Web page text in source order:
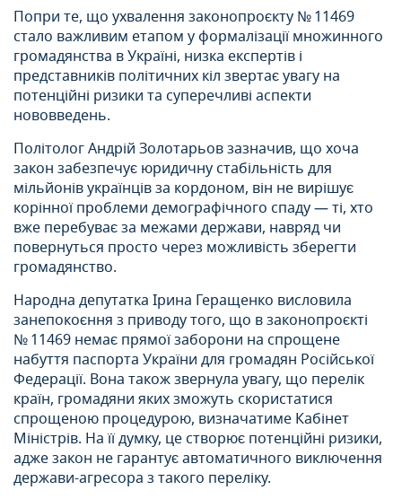
Попри те, що ухвалення законопроєкту № 11469
стало важливим етапом у формалізації множинного
громадянства в Україні, низка експертів і
представників політичних кіл звертає увагу на
потенційні ризики та суперечливі аспекти
нововведень.
Політолог Андрій Золотарьов зазначив, що хоча
закон забезпечує юридичну стабільність для
мільйонів українців за кордоном, він не вирішує
корінної проблеми демографічного спаду — ті, хто
вже перебуває за межами держави, навряд чи
повернуться просто через можливість зберегти
громадянство.
Народна депутатка Ірина Геращенко висловила
занепокоєння з приводу того, що в законопроєкті
№ 11469 немає прямої заборони на спрощене
набуття паспорта України для громадян Російської
Федерації. Вона також звернула увагу, що перелік
країн, громадяни яких зможуть скористатися
спрощеною процедурою, визначатиме Кабінет
Міністрів. На її думку, це створює потенційні ризики,
адже закон не гарантує автоматичного виключення
держави-агресора з такого переліку.